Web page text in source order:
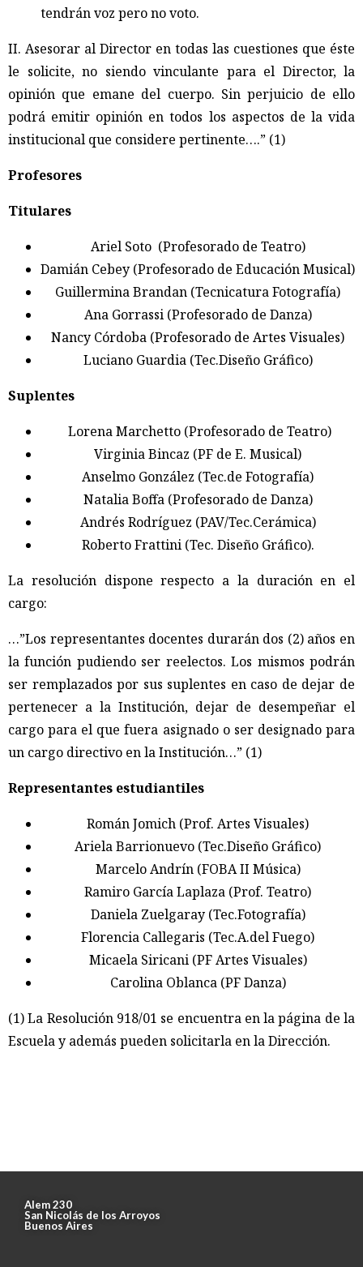
tendrán voz pero no voto.
II. Asesorar al Director en todas las cuestiones que éste
le solicite, no siendo vinculante para el Director, la
opinión que emane del cuerpo. Sin perjuicio de ello
podrá emitir opinión en todos los aspectos de la vida
institucional que considere pertinente….” (1)
Profesores
Titulares
Ariel Soto (Profesorado de Teatro)
Damián Cebey (Profesorado de Educación Musical)
Guillermina Brandan (Tecnicatura Fotografía)
Ana Gorrassi (Profesorado de Danza)
Nancy Córdoba (Profesorado de Artes Visuales)
Luciano Guardia (Tec.Diseño Gráfico)
Suplentes
Lorena Marchetto (Profesorado de Teatro)
Virginia Bincaz (PF de E. Musical)
Anselmo González (Tec.de Fotografía)
Natalia Boffa (Profesorado de Danza)
Andrés Rodríguez (PAV/Tec.Cerámica)
Roberto Frattini (Tec. Diseño Gráfico).
La resolución dispone respecto a la duración en el
cargo:
…”Los representantes docentes durarán dos (2) años en
la función pudiendo ser reelectos. Los mismos podrán
ser remplazados por sus suplentes en caso de dejar de
pertenecer a la Institución, dejar de desempeñar el
cargo para el que fuera asignado o ser designado para
un cargo directivo en la Institución…” (1)
Representantes estudiantiles
Román Jomich (Prof. Artes Visuales)
Ariela Barrionuevo (Tec.Diseño Gráfico)
Marcelo Andrín (FOBA II Música)
Ramiro García Laplaza (Prof. Teatro)
Daniela Zuelgaray (Tec.Fotografía)
Florencia Callegaris (Tec.A.del Fuego)
Micaela Siricani (PF Artes Visuales)
Carolina Oblanca (PF Danza)
(1) La Resolución 918/01 se encuentra en la página de la
Escuela y además pueden solicitarla en la Dirección.
Alem 230
San Nicolás de los Arroyos
Buenos Aires